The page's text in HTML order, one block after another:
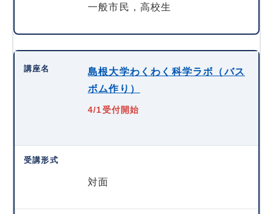
一般市民，高校生
島根大学わくわく科学ラボ（バス
ボム作り）
4/1受付開始
対面